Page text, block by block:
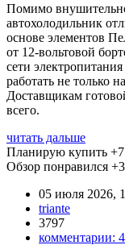
Помимо
автохолодильник
основе элементов
от 12-вольтовой
сети
работать не только
Доставщикам
всего.
читать дальше
Планирую купить +7
Обзор понравился
05 июля 2026,
triante
3797
комментарии: